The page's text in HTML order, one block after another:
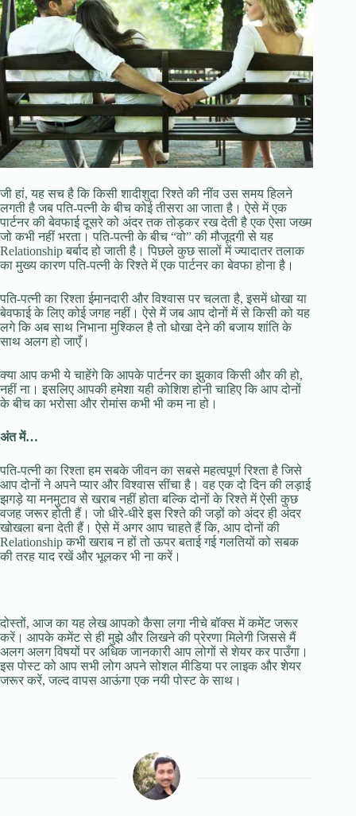
जी हां, यह सच है कि किसी शादीशुदा रिश्ते की नींव उस समय हिलने
लगती है जब पति-पत्नी के बीच कोई तीसरा आ जाता है। ऐसे में एक
पार्टनर की बेवफाई दूसरे को अंदर तक तोड़कर रख देती है एक ऐसा जख्म
जो कभी नहीं भरता। पति-पत्नी के बीच “वो” की मौजूदगी से यह
Relationship बर्बाद हो जाती है। पिछले कुछ सालों में ज्यादातर तलाक
का मुख्य कारण पति-पत्नी के रिश्ते में एक पार्टनर का बेवफा होना है।
पति-पत्नी का रिश्ता ईमानदारी और विश्वास पर चलता है, इसमें धोखा या
बेवफाई के लिए कोई जगह नहीं। ऐसे में जब आप दोनों में से किसी को यह
लगे कि अब साथ निभाना मुश्किल है तो धोखा देने की बजाय शांति के
साथ अलग हो जाएँ।
क्या आप कभी ये चाहेंगे कि आपके पार्टनर का झुकाव किसी और की हो,
नहीं ना। इसलिए आपकी हमेशा यही कोशिश होनी चाहिए कि आप दोनों
के बीच का भरोसा और रोमांस कभी भी कम ना हो।
अंत में…
पति-पत्नी का रिश्ता हम सबके जीवन का सबसे महत्वपूर्ण रिश्ता है जिसे
आप दोनों ने अपने प्यार और विश्वास सींचा है। वह एक दो दिन की लड़ाई
झगड़े या मनमुटाव से खराब नहीं होता बल्कि दोनों के रिश्ते में ऐसी कुछ
वजह जरूर होती हैं। जो धीरे-धीरे इस रिश्ते की जड़ों को अंदर ही अंदर
खोखला बना देती हैं। ऐसे में अगर आप चाहते हैं कि, आप दोनों की
Relationship कभी खराब न हों तो ऊपर बताई गई गलतियों को सबक
की तरह याद रखें और भूलकर भी ना करें।
दोस्तों, आज का यह लेख आपको कैसा लगा नीचे बॉक्स में कमेंट जरूर
करें। आपके कमेंट से ही मुझे और लिखने की प्रेरणा मिलेगी जिससे मैं
अलग अलग विषयों पर अधिक जानकारी आप लोगों से शेयर कर पाउँगा।
इस पोस्ट को आप सभी लोग अपने सोशल मीडिया पर लाइक और शेयर
जरूर करें, जल्द वापस आऊंगा एक नयी पोस्ट के साथ।